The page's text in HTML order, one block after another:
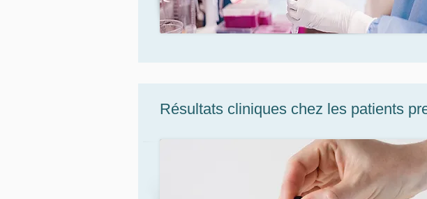
Résultats cliniques chez les patients